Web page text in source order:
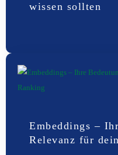
wissen sollten
Embeddings –
Relevanz für